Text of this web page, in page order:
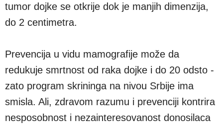
tumor dojke se otkrije dok je manjih dimenzija,
do 2 centimetra.
Prevencija u vidu mamografije može da
redukuje smrtnost od raka dojke i do 20 odsto -
zato program skrininga na nivou Srbije ima
smisla. Ali, zdravom razumu i prevenciji kontrira
nesposobnost i nezainteresovanost donosilaca